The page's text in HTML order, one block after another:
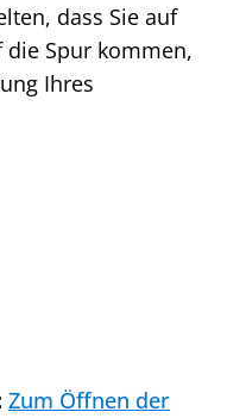
dass Sie auf
die Spur kommen,
Ihres
Zum Öffnen der